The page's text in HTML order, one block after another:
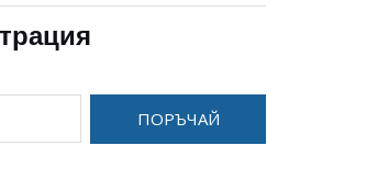
ПОРЪЧАЙ